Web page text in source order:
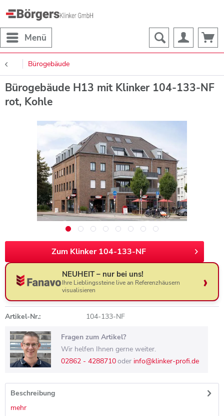
Menü
Bürogebäude
Bürogebäude H13 mit Klinker 104-133-NF
rot, Kohle
Zum Klinker 104-133-NF
NEUHEIT – nur bei uns!
Ihre Lieblingssteine live an Referenzhäusern
visualisieren
Artikel-Nr.: 104-133-NF
Fragen zum Artikel?
Wir helfen Ihnen gerne weiter.
02862 - 4288710oder info@klinker-profi.de
Beschreibung
mehr